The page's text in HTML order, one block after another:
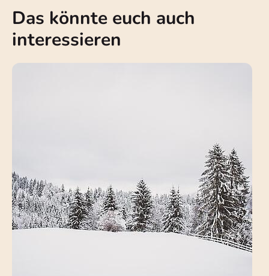
Das könnte euch auch
interessieren